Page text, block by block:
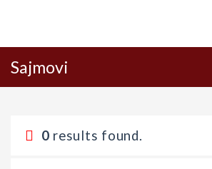
Sajmovi
0 results found.